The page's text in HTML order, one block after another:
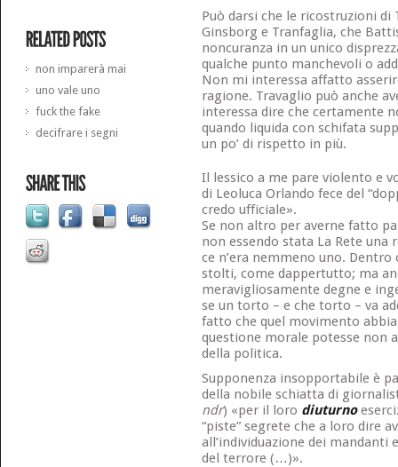
non imparerà mai
uno vale uno
fuck the fake
decifrare i segni
Può darsi che le ricostruzioni
Ginsborg e Tranfaglia, che
noncuranza in un unico
qualche punto manchevoli o
Non mi interessa affatto
ragione. Travaglio può anche
interessa dire che certamente
quando liquida con schifata
un po’ di rispetto in più.
Il lessico a me pare violento e
di Leoluca Orlando fece del
credo ufficiale».
Se non altro per averne fatto
non essendo stata La Rete
ce n’era nemmeno uno.
stolti, come dappertutto; ma
meravigliosamente degne e
se un torto – e che torto – va
fatto che quel movimento
questione morale potesse non
della politica.
Supponenza insopportabile è
della nobile schiatta di
ndr) «per il loro diuturno
“piste” segrete che a loro dire
all’individuazione dei mandanti
del terrore (…)».